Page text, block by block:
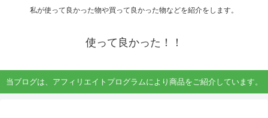
私が使って良かった物や買って良かった物などを紹介をします。
使って良かった！！
当ブログは、アフィリエイトプログラムにより商品をご紹介しています。